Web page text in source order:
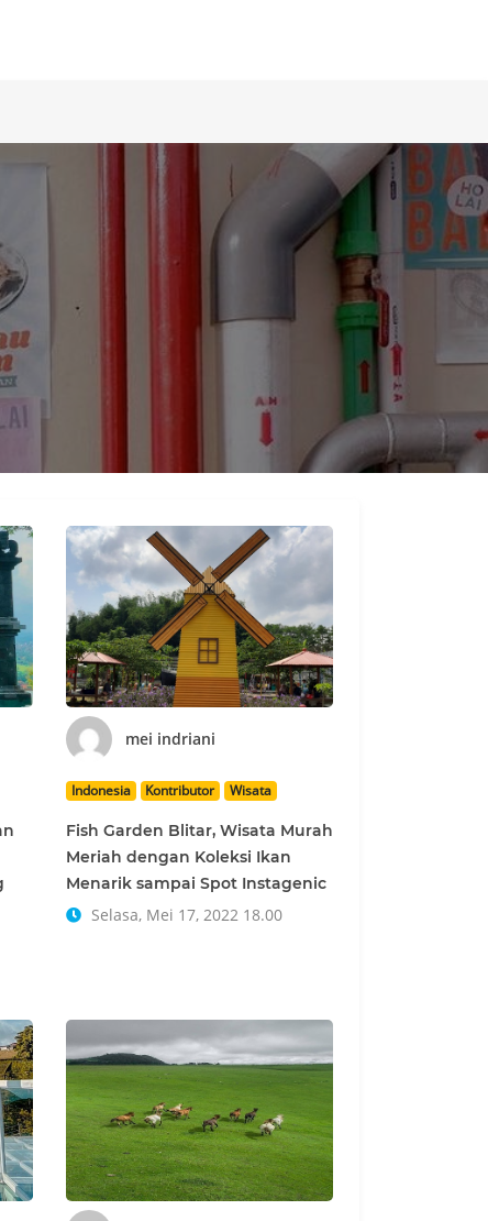
mei indriani
Indonesia Kontributor Wisata
Fish Garden Blitar, Wisata Murah
Meriah dengan Koleksi Ikan
Menarik sampai Spot Instagenic
Selasa, Mei 17, 2022 18.00